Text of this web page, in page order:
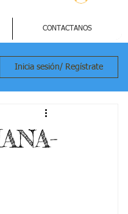
CONTACTANOS
Inicia sesión/ Regístrate